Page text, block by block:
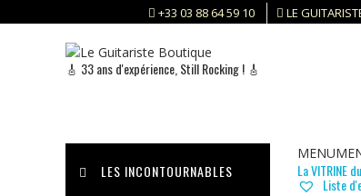
to
+33 03 88 64 59 10 LE
🎸 33 ans d'expérience, Still Rocking ! 🎸
LES INCONTOURNABLES
MENU
La VITRINE
Liste